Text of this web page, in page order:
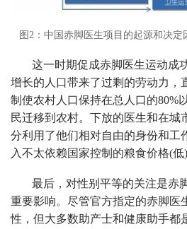
图2：中国赤脚医生项目的起源和决定
这一时期促成赤脚医生运动成
增长的人口带来了过剩的劳动力，
制使农村人口保持在总人口的80%
民迁移到农村。下放的医生和在城
分利用了他们相对自由的身份和工
入不太依赖国家控制的粮食价格(低)
最后，对性别平等的关注是赤
重要影响。尽管官方指定的赤脚医
性，但大多数助产士和健康助手都